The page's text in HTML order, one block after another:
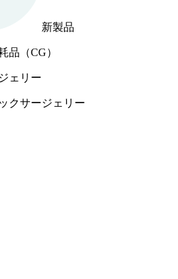
新製品
品（CG）
ェリー
クサージェリー